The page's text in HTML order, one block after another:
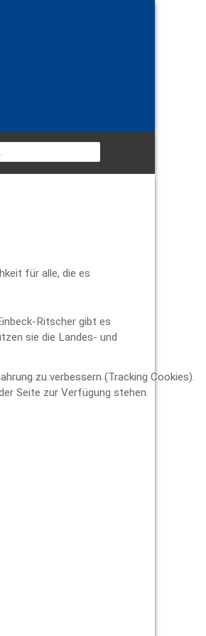
für alle, die es
Ritscher gibt es
sie die Landes- und
zu verbessern (Tracking Cookies).
Seite zur Verfügung stehen.